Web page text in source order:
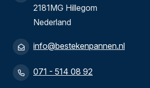
2181MG Hillegom
Nederland
info@bestekenpannen.nl
071 - 514 08 92